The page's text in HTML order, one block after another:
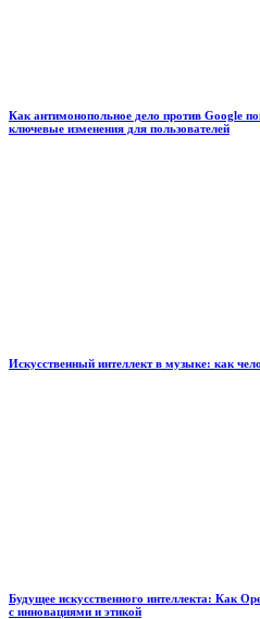
Как антимонопольное дело против Google
ключевые изменения для пользователей
Искусственный интеллект в музыке: как
Будущее искусственного интеллекта: Как
с инновациями и этикой